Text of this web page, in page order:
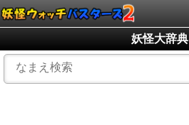
妖怪大辞典